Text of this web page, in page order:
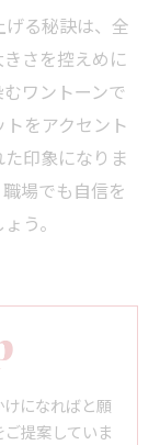
る秘訣は、全
さを控えめに
ワントーンで
をアクセント
印象になりま
場でも自信を
う。
になればと願
提案していま